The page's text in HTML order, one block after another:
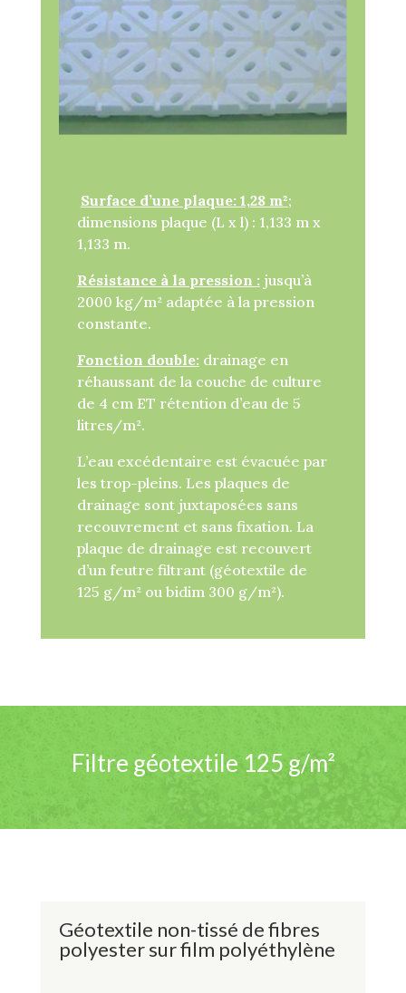
Surface d’une plaque: 1,28 m²;
dimensions plaque (L x l) : 1,133 m x
1,133 m.
Résistance à la pression :jusqu’à
2000 kg/m² adaptée à la pression
constante.
Fonction double:drainage en
réhaussant de la couche de culture
de 4 cm ET rétention d’eau de 5
litres/m².
L’eau excédentaire est évacuée par
les trop-pleins. Les plaques de
drainage sont juxtaposées sans
recouvrement et sans fixation. La
plaque de drainage est recouvert
d’un feutre filtrant (géotextile de
125 g/m² ou bidim 300 g/m²).
Filtre géotextile 125 g/m²
Géotextile non-tissé de fibres
polyester sur film polyéthylène